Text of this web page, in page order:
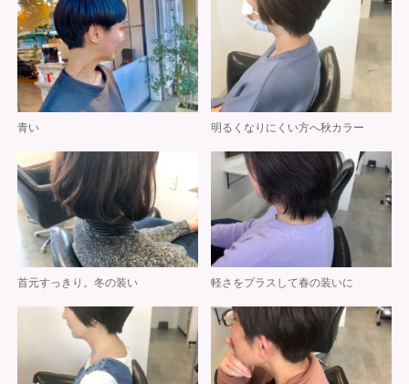
青い 明るくなりにくい方へ秋カラー
首元すっきり。冬の装い 軽さをプラスして春の装いに